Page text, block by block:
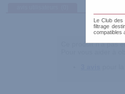
Le Club des
filtrage
compatibles
Ce produit n'a pas